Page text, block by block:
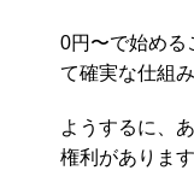
0円〜で始める
て確実な仕組
ようするに、
権利があります